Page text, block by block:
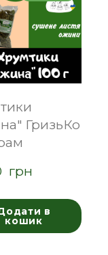
ГризьКо
грн
в
кошик